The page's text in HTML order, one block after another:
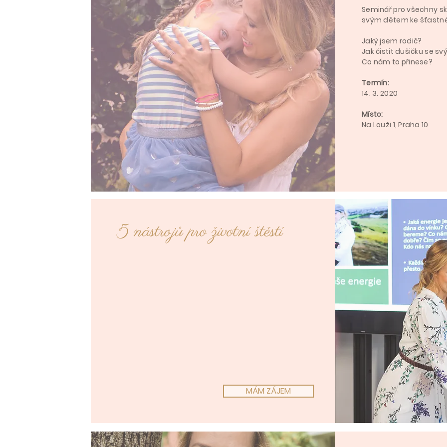
Seminář pro všechny
svým dětem ke
Jaký jsem rodič?
Jak čistit dušičku se
Co nám to přinese?
Termín:
14. 3. 2020
Místo:
Na Louži 1, Praha 10
5 nástrojů pro životní štěstí
MÁM ZÁJEM